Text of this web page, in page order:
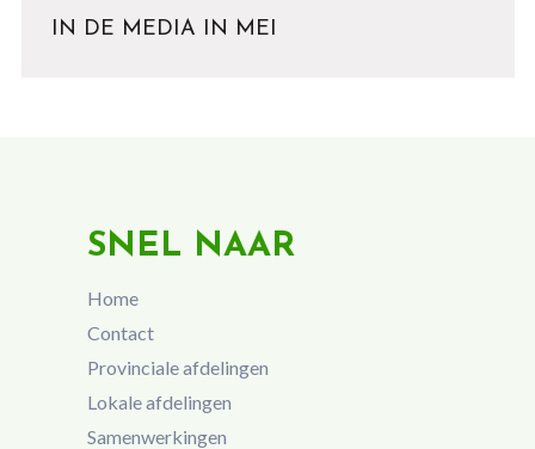
IN DE MEDIA IN MEI
SNEL NAAR
Home
Contact
Provinciale afdelingen
Lokale afdelingen
Samenwerkingen